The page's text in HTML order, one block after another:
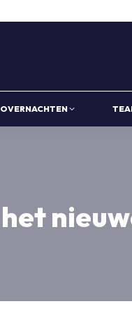
OVERNACHTEN